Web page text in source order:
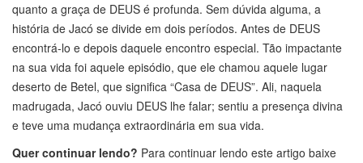
quanto a graça de DEUS é profunda. Sem dúvida alguma, a
história de Jacó se divide em dois períodos. Antes de DEUS
encontrá-lo e depois daquele encontro especial. Tão impactante
na sua vida foi aquele episódio, que ele chamou aquele lugar
deserto de Betel, que significa “Casa de DEUS”. Ali, naquela
madrugada, Jacó ouviu DEUS lhe falar; sentiu a presença divina
e teve uma mudança extraordinária em sua vida.
Quer continuar lendo? Para continuar lendo este artigo baixe